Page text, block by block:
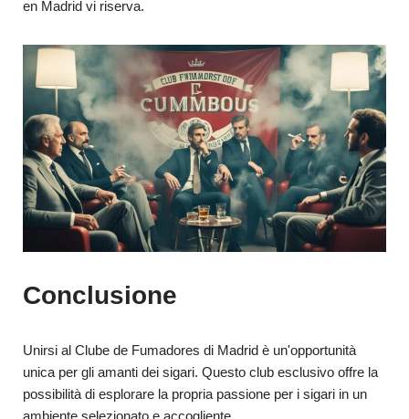
en Madrid vi riserva.
Conclusione
Unirsi al Clube de Fumadores di Madrid è un'opportunità
unica per gli amanti dei sigari. Questo club esclusivo offre la
possibilità di esplorare la propria passione per i sigari in un
ambiente selezionato e accogliente.